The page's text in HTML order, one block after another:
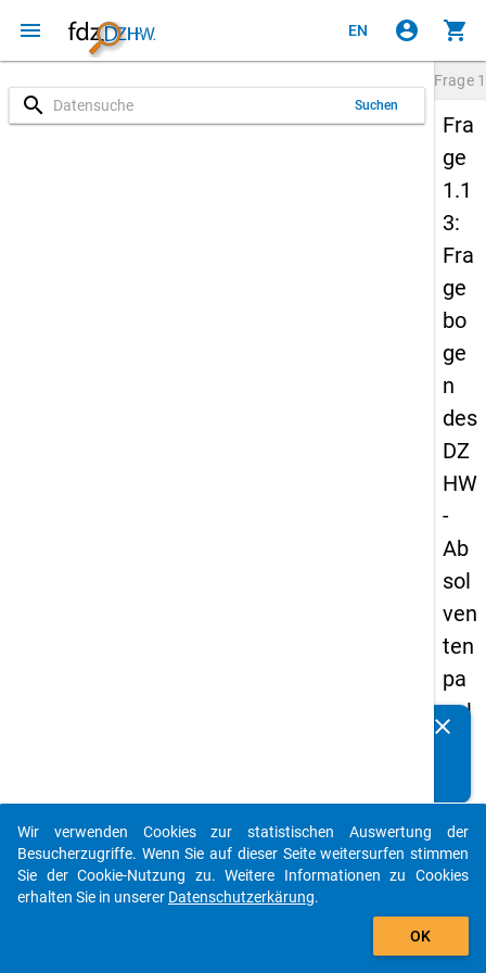
menu EN account_circle shopping_cart
search Suchen
Frage
Fra
ge
1.1
3:
Fra
ge
bo
ge
n
des
DZ
HW
-
Ab
sol
ven
ten
pa
nel
09
-
ers
clear
auto_stories
add_shopping_cart
Wir verwenden Cookies zur statistischen Auswertung der
Besucherzugriffe. Wenn Sie auf dieser Seite weitersurfen stimmen
Sie der Cookie-Nutzung zu. Weitere Informationen zu Cookies
erhalten Sie in unserer Datenschutzerkärung.
OK